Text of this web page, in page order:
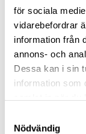
för sociala
vidarebefordrar
information från
annons- och
Dessa kan i sin
information som
Nödvändig
NYHETER